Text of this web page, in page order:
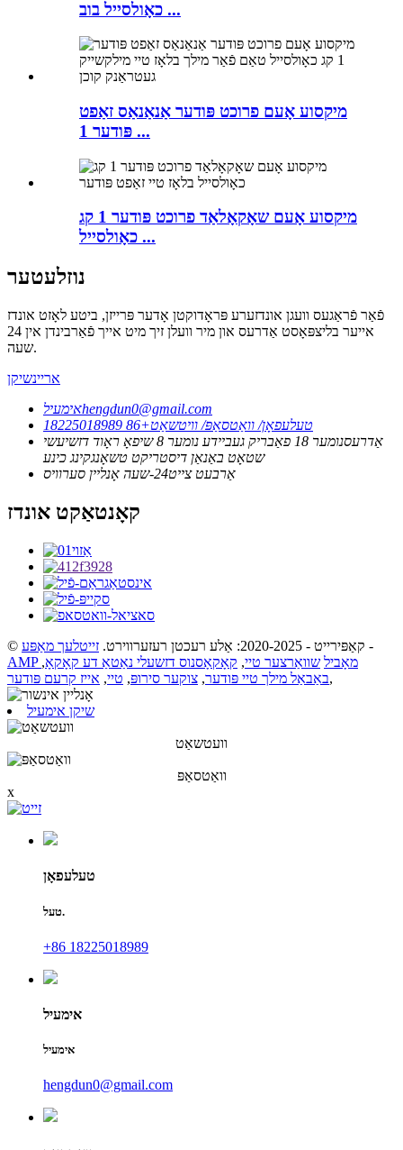
כאָולסייל בוב ...
מיקסוע אָעם פרוכט פּודער אַנאַנאַס זאַפט
פּודער 1 ...
מיקסוע אָעם שאָקאָלאַד פרוכט פּודער 1 קג
כאָולסייל ...
נוזלעטער
פֿאַר פֿראַגעס וועגן אונדזערע פּראָדוקטן אָדער פּרייזן, ביטע לאָזט אונדז
אייער בליצפּאָסט אַדרעס און מיר וועלן זיך מיט אייך פֿאַרבינדן אין 24
שעה.
אריינשיקן
אימעילhengdun0@gmail.com
טעלעפאָן/ וואַטסאַפּ/ וויטשאַט+86 18225018989
אַדרעס
נומער 18 פאַבריק געביידע נומער 8 שיפאָ ראָוד דזשיעשי
שטאָט באַנאַן דיסטריקט טשאָנגקינג כינע
אַרבעט צייט24-שעה אָנליין סערוויס
קאָנטאַקט אונדז
© קאַפּירייט - 2020-2025: אַלע רעכטן רעזערווירט. זייטלעך מאַפּע
-
AMP מאָביל שוואַרצער טיי, קאָקאָסנוס דזשעלי נאַטאַ דע קאָקאָ,
באַבאַל מילך טיי פּודער, צוקער סירופּ, טיי, אייז קרעם פּודער ,
שיקן אימעיל
וועטשאַט
וואַטסאַפּ
x
טעלעפאָן
טעל.
+86 18225018989
אימעיל
אימעיל
hengdun0@gmail.com